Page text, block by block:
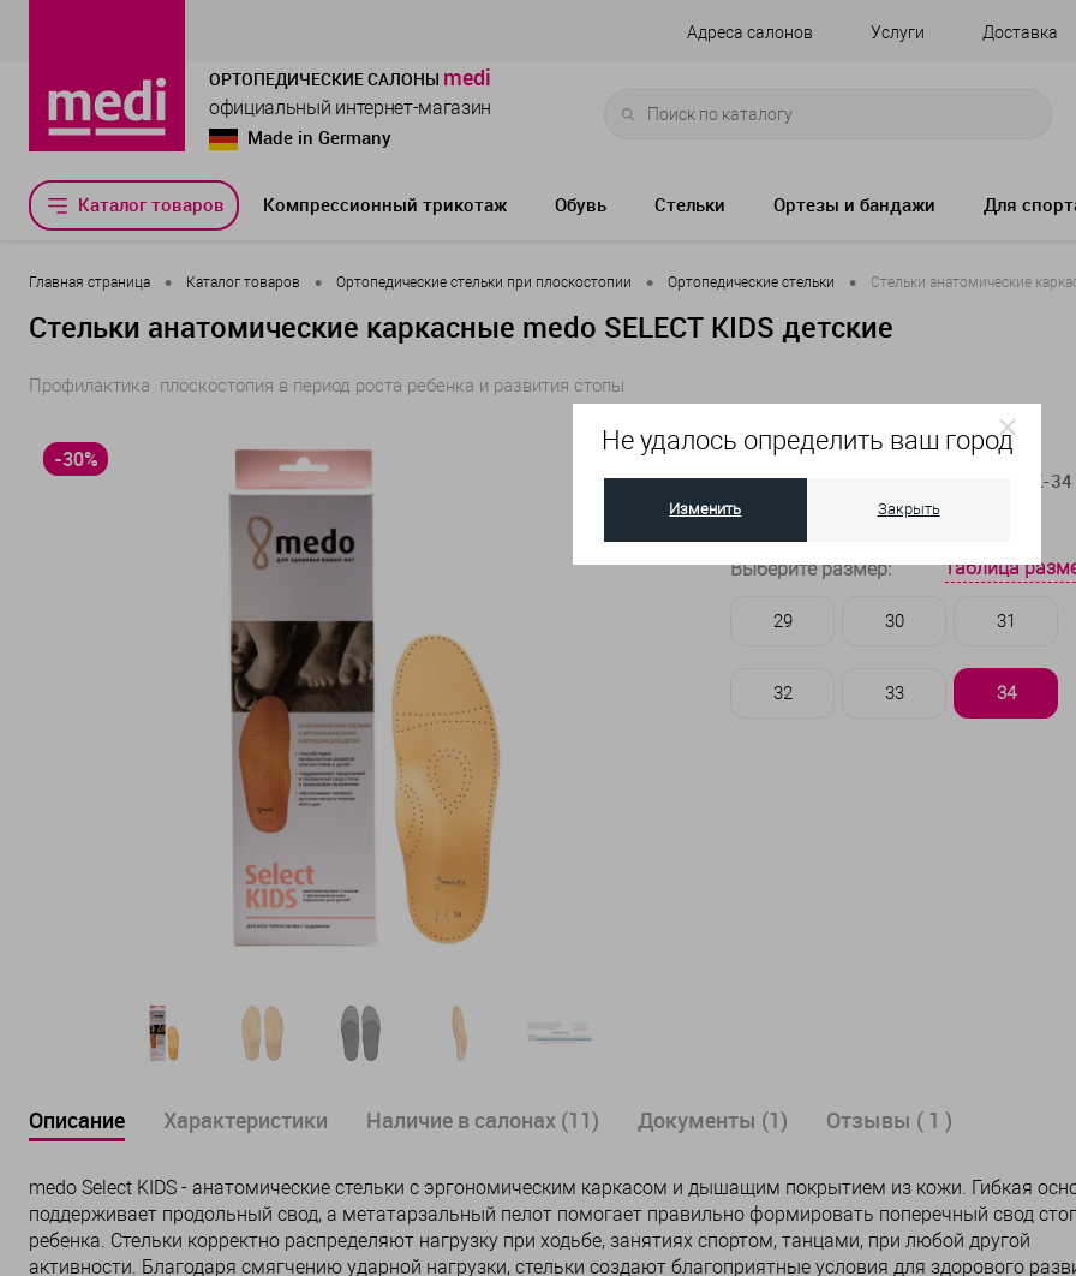
Не удалось определить ваш город
Изменить Закрыть
Адреса салонов Услуги Доставка
ОРТОПЕДИЧЕСКИЕ САЛОНЫ medi
официальный интернет-магазин
Made in Germany
Каталог товаров Компрессионный трикотаж Обувь Стельки Ортезы и бандажи Для
Главная страница • Каталог товаров • Ортопедические стельки при плоскостопии • Ортопедические стельки • Стельки анатомические
Стельки анатомические каркасные medo SELECT KIDS детские
Профилактика плоскостопия в период роста ребенка и развития стопы
-30%
173-694-К-34
Выберите размер: таблица
29 30 31
32 33 34
Описание Характеристики Наличие в салонах (11) Документы (1) Отзывы ( 1 )
medo Select KIDS - анатомические стельки с эргономическим каркасом и дышащим покрытием из кожи. Гибкая
поддерживает продольный свод, а метатарзальный пелот помогает правильно формировать поперечный свод
ребенка. Стельки корректно распределяют нагрузку при ходьбе, занятиях спортом, танцами, при любой другой
активности. Благодаря смягчению ударной нагрузки, стельки создают благоприятные условия для здорового